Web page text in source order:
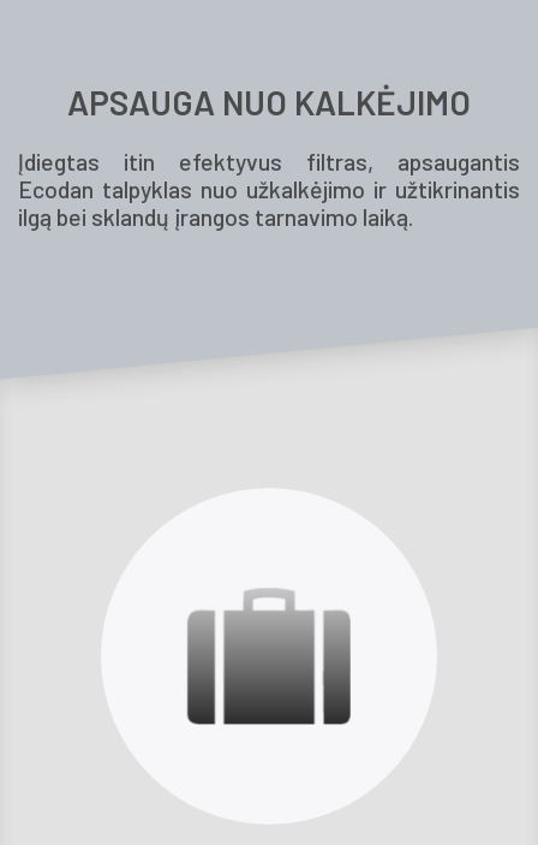
APSAUGA NUO KALKĖJIMO
Įdiegtas itin efektyvus filtras, apsaugantis
Ecodan talpyklas nuo užkalkėjimo ir užtikrinantis
ilgą bei sklandų įrangos tarnavimo laiką.